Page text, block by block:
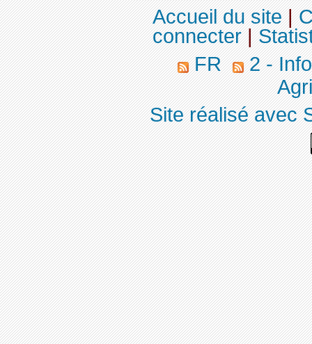
Accueil du site|
connecter|
FR
2 -
Site réalisé avec